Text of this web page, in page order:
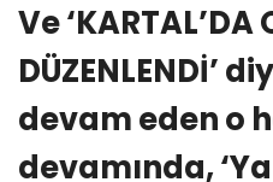
Ve ‘KARTAL’DA
DÜZENLENDİ’
devam eden o
devamında,